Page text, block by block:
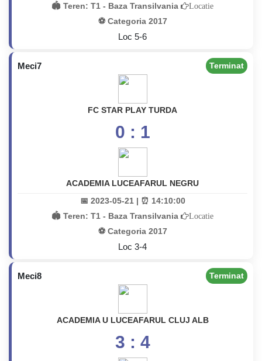
🏟️ Teren: T1 - Baza Transilvania Locatie
⚽ Categoria 2017
Loc 5-6
Meci7 Terminat
FC STAR PLAY TURDA
0 : 1
ACADEMIA LUCEAFARUL NEGRU
📅 2023-05-21 | ⏰ 14:10:00
🏟️ Teren: T1 - Baza Transilvania Locatie
⚽ Categoria 2017
Loc 3-4
Meci8 Terminat
ACADEMIA U LUCEAFARUL CLUJ ALB
3 : 4